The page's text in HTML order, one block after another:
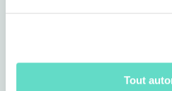
Tout